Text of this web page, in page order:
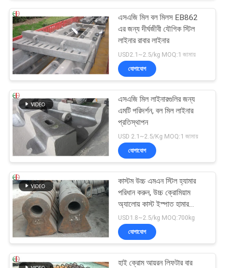
এসএজি মিল বল মিলস EB862
এর জন্য দীর্ঘজীবী যৌগিক স্টিল
লাইনার রাবার লাইনার
USD2.1~2.5/kg MOQ:1 জামায়
যোগাযোগ
এসএজি মিল লাইনারগুলির জন্য
এমটি পরিদর্শন, বল মিল লাইনার
প্রতিস্থাপন
USD 2.1~2.5/Kg MOQ:1 জামায়
যোগাযোগ
কাস্টম উচ্চ এমএন স্টিল হ্যামার
পরিধান করুন, উচ্চ ক্রোমিয়াম
অ্যালোয় কাস্ট ইস্পাত হামার
EB19047
USD1.8~2.5/kg MOQ:700kg
যোগাযোগ
হাই ক্রোম আয়রন লিফটার বার